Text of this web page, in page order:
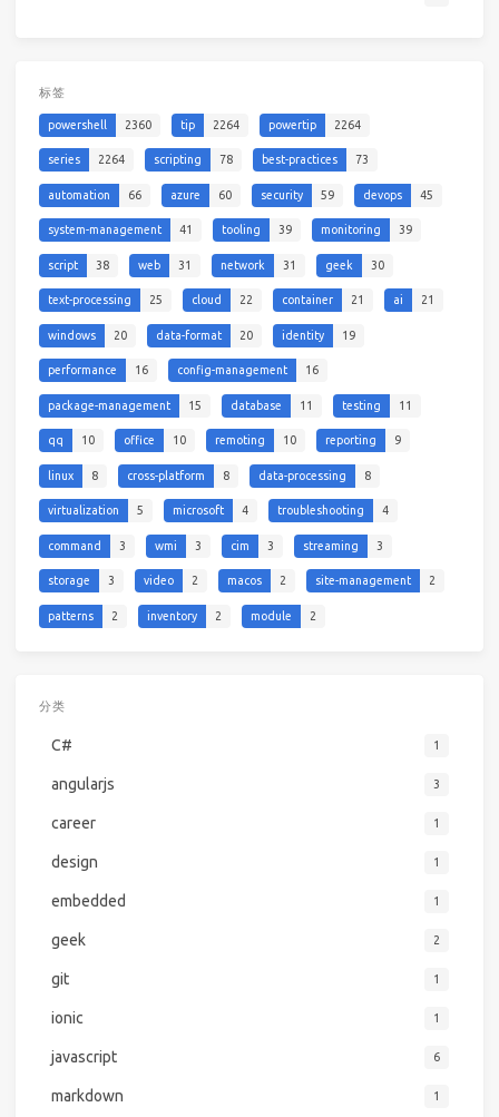
标签
powershell 2360 tip 2264 powertip 2264
series 2264 scripting 78 best-practices 73
automation 66 azure 60 security 59 devops 45
system-management 41 tooling 39 monitoring 39
script 38 web 31 network 31 geek 30
text-processing 25 cloud 22 container 21 ai 21
windows 20 data-format 20 identity 19
performance 16 config-management 16
package-management 15 database 11 testing 11
qq 10 office 10 remoting 10 reporting 9
linux 8 cross-platform 8 data-processing 8
virtualization 5 microsoft 4 troubleshooting 4
command 3 wmi 3 cim 3 streaming 3
storage 3 video 2 macos 2 site-management 2
patterns 2 inventory 2 module 2
分类
C# 1
angularjs 3
career 1
design 1
embedded 1
geek 2
git 1
ionic 1
javascript 6
markdown 1